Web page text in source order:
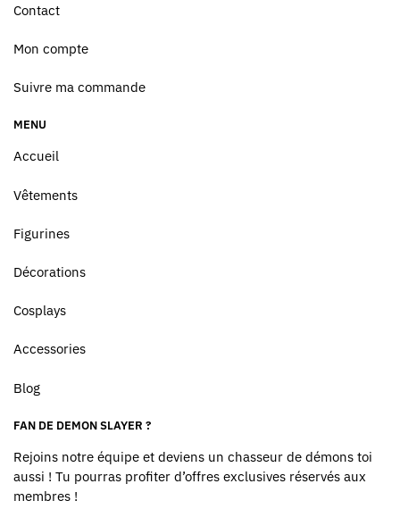
Contact
Mon compte
Suivre ma commande
MENU
Accueil
Vêtements
Figurines
Décorations
Cosplays
Accessories
Blog
FAN DE DEMON SLAYER ?
Rejoins notre équipe et deviens un chasseur de démons toi
aussi ! Tu pourras profiter d’offres exclusives réservés aux
membres !